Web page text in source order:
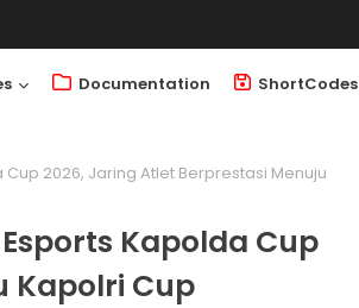
Documentation ShortCodes
2026, Jaring Atlet Berprestasi Menuju
Kapolda Cup
Kapolri Cup